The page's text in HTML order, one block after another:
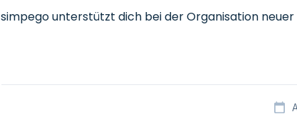
simpego unterstützt dich bei der Organisation